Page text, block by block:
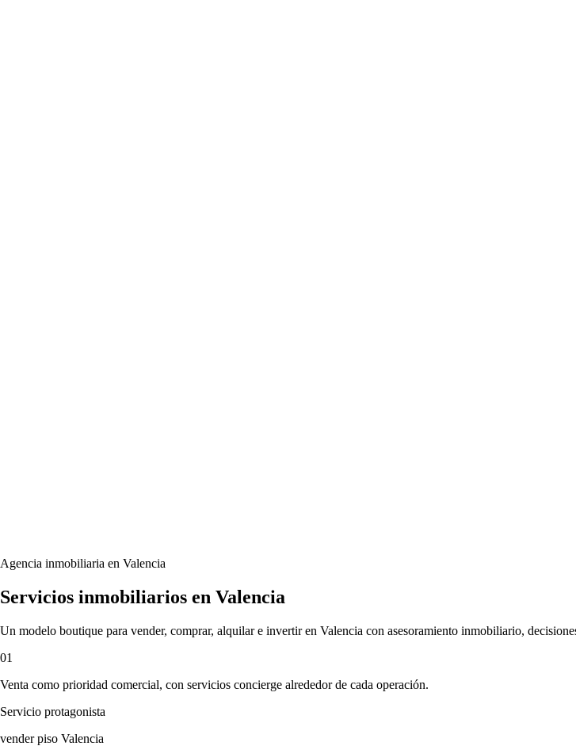
Agencia inmobiliaria en Valencia
Servicios inmobiliarios en Valencia
Un modelo boutique para vender, comprar, alquilar e invertir en Valencia con asesoramiento inmobiliario,
01
Venta como prioridad comercial, con servicios concierge alrededor de cada operación.
Servicio protagonista
vender piso Valencia